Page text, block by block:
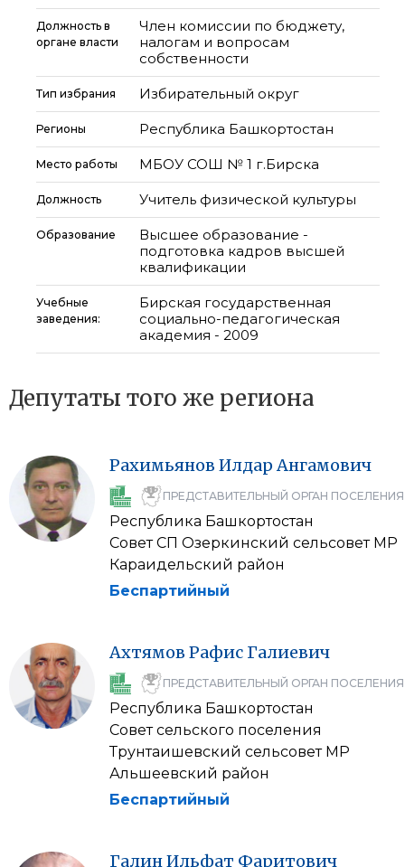
Должность в
органе власти
Член комиссии по бюджету,
налогам и вопросам
собственности
Тип избрания Избирательный округ
Регионы Республика Башкортостан
Место работы МБОУ СОШ № 1 г.Бирска
Должность Учитель физической культуры
Образование
Высшее образование -
подготовка кадров высшей
квалификации
Учебные
заведения:
Бирская государственная
социально-педагогическая
академия - 2009
Депутаты того же региона
Рахимьянов Илдар Ангамович
ПРЕДСТАВИТЕЛЬНЫЙ ОРГАН ПОСЕЛЕНИЯ
Республика Башкортостан
Совет СП Озеркинский сельсовет МР
Караидельский район
Беспартийный
Ахтямов Рафис Галиевич
ПРЕДСТАВИТЕЛЬНЫЙ ОРГАН ПОСЕЛЕНИЯ
Республика Башкортостан
Совет сельского поселения
Трунтаишевский сельсовет МР
Альшеевский район
Беспартийный
ГалинИльфат Фаритович